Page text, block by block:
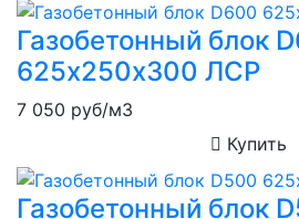
Газобетонный блок
625х250х300 ЛСР
7 050 руб/м3
Купить
Газобетонный блок